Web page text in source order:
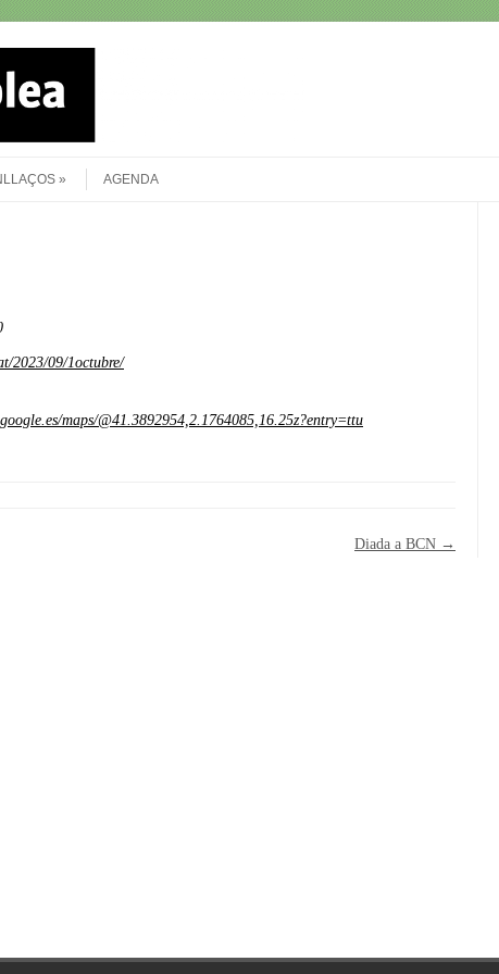
AGENDA
2023/09/1octubre/
maps/@41.3892954,2.1764085,16.25z?entry=ttu
Diada a BCN →